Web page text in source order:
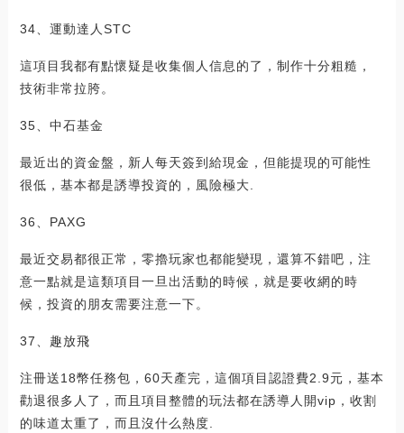
34、運動達人STC
這項目我都有點懷疑是收集個人信息的了，制作十分粗糙，
技術非常拉胯。
35、中石基金
最近出的資金盤，新人每天簽到給現金，但能提現的可能性
很低，基本都是誘導投資的，風險極大.
36、PAXG
最近交易都很正常，零擼玩家也都能變現，還算不錯吧，注
意一點就是這類項目一旦出活動的時候，就是要收網的時
候，投資的朋友需要注意一下。
37、趣放飛
注冊送18幣任務包，60天產完，這個項目認證費2.9元，基本
勸退很多人了，而且項目整體的玩法都在誘導人開vip，收割
的味道太重了，而且沒什么熱度.